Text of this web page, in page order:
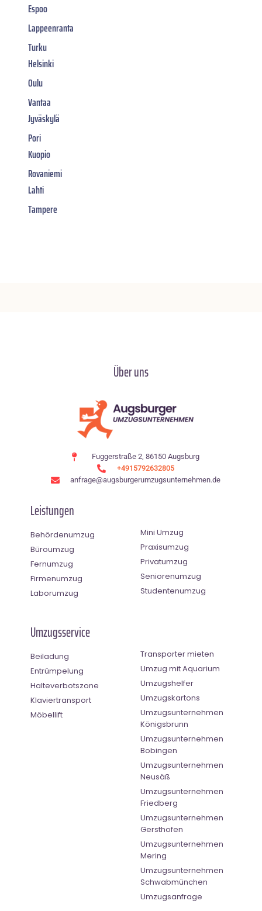
Espoo
Lappeenranta
Turku
Helsinki
Oulu
Vantaa
Jyväskylä
Pori
Kuopio
Rovaniemi
Lahti
Tampere
Über uns
Fuggerstraße 2, 86150 Augsburg
+4915792632805
anfrage@augsburgerumzugsunternehmen.de
Leistungen
Behördenumzug
Büroumzug
Fernumzug
Firmenumzug
Laborumzug
Mini Umzug
Praxisumzug
Privatumzug
Seniorenumzug
Studentenumzug
Umzugsservice
Beiladung
Entrümpelung
Halteverbotszone
Klaviertransport
Möbellift
Transporter mieten
Umzug mit Aquarium
Umzugshelfer
Umzugskartons
Umzugsunternehmen
Königsbrunn
Umzugsunternehmen
Bobingen
Umzugsunternehmen
Neusäß
Umzugsunternehmen
Friedberg
Umzugsunternehmen
Gersthofen
Umzugsunternehmen
Mering
Umzugsunternehmen
Schwabmünchen
Umzugsanfrage